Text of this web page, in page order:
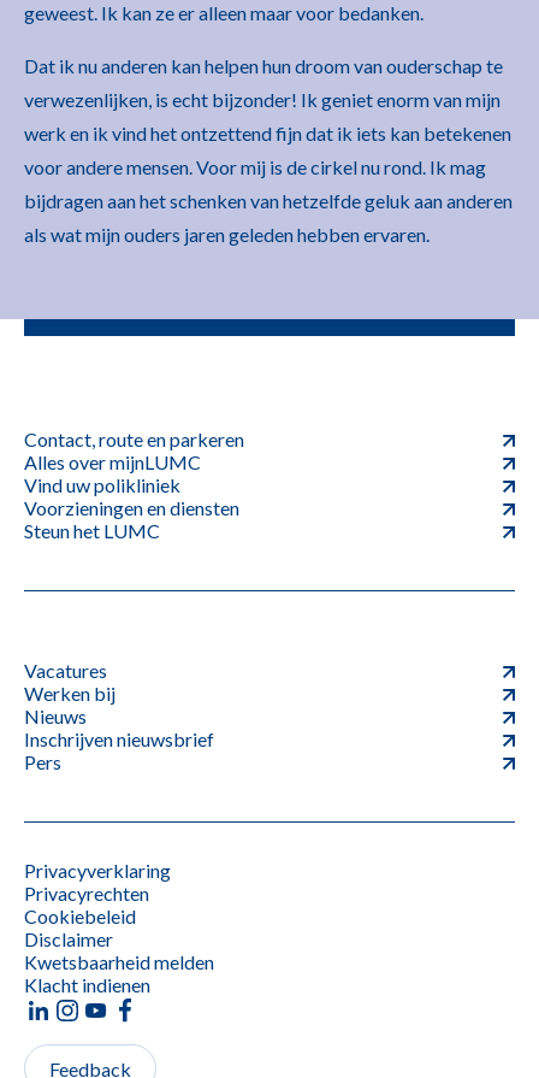
geweest. Ik kan ze er alleen maar voor bedanken.
Dat ik nu anderen kan helpen hun droom van ouderschap te
verwezenlijken, is echt bijzonder! Ik geniet enorm van mijn
werk en ik vind het ontzettend fijn dat ik iets kan betekenen
voor andere mensen. Voor mij is de cirkel nu rond. Ik mag
bijdragen aan het schenken van hetzelfde geluk aan anderen
als wat mijn ouders jaren geleden hebben ervaren.
Contact, route en parkeren
Alles over mijnLUMC
Vind uw polikliniek
Voorzieningen en diensten
Steun het LUMC
Vacatures
Werken bij
Nieuws
Inschrijven nieuwsbrief
Pers
Privacyverklaring
Privacyrechten
Cookiebeleid
Disclaimer
Kwetsbaarheid melden
Klacht indienen
Feedback